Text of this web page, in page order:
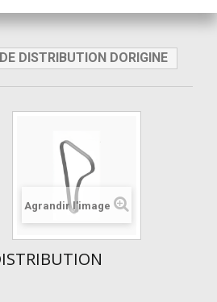
DISTRIBUTION DORIGINE
Agrandir l'image